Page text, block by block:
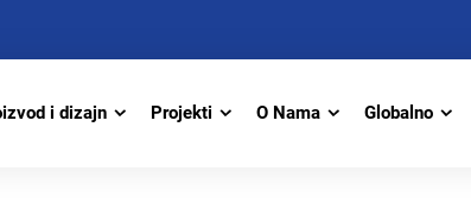
i dizajn Projekti O Nama Globalno